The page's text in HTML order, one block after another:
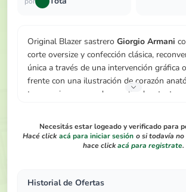
Original Blazer sastrero Giorgio Armani
corte oversize y confección clásica,
única a través de una intervención gráfica
frente con una ilustración de corazón
tonos grises con cadena aplicada y texto
etiqueta interior original de Giorgio Armani
Mide: Busto 108 cm, Largo total 80 cm,
subrayados y tachaduras que funcionan
Necesitás estar logeado y verificado para
Hacé click acá para iniciar sesión o si todavía
hace clickacá para registrate.
Historial de Ofertas